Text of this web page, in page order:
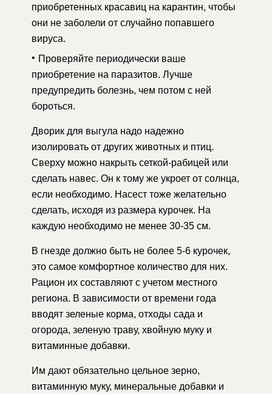
приобретенных красавиц на карантин, чтобы
они не заболели от случайно попавшего
вируса.
Проверяйте периодически ваше
приобретение на паразитов. Лучше
предупредить болезнь, чем потом с ней
бороться.
Дворик для выгула надо надежно
изолировать от других животных и птиц.
Сверху можно накрыть сеткой-рабицей или
сделать навес. Он к тому же укроет от солнца,
если необходимо. Насест тоже желательно
сделать, исходя из размера курочек. На
каждую необходимо не менее 30-35 см.
В гнезде должно быть не более 5-6 курочек,
это самое комфортное количество для них.
Рацион их составляют с учетом местного
региона. В зависимости от времени года
вводят зеленые корма, отходы сада и
огорода, зеленую траву, хвойную муку и
витаминные добавки.
Им дают обязательно цельное зерно,
витаминную муку, минеральные добавки и